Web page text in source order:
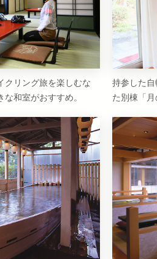
クリング旅を楽しむな
和室がおすすめ。
持参した
た別棟「月